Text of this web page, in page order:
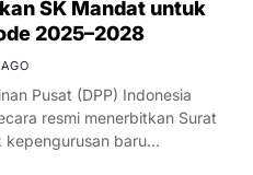
SK Mandat untuk
2025–2028
Pusat (DPP) Indonesia
resmi menerbitkan Surat
kepengurusan baru…